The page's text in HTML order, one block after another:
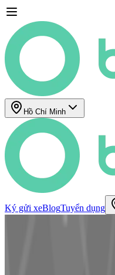
Hồ Chí Minh
Ký gửi xeBlogTuyển dụng